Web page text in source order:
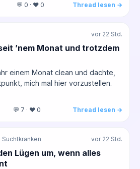
💬 0 · ❤️ 0 Thread lesen →
vor 22 Std.
’nem Monat und trotzdem
einem Monat clean und dachte,
mich mal hier vorzustellen.
💬 7 · ❤️ 0 Thread lesen →
Suchtkranken vor 22 Std.
Lügen um, wenn alles